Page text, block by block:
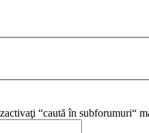
“caută în subforumuri“